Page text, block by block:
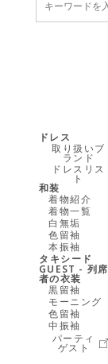
ドレス
取り扱いブ
ランド
ドレスリス
ト
和装
着物紹介
着物一覧
白無垢
色留袖
本振袖
タキシード
GUEST - 列席
者の衣装
黒留袖
モーニング
色留袖
中振袖
パーティ
ゲスト